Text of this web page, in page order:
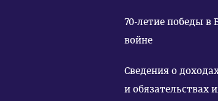
70-летие победы в
войне
Сведения о
и обязательствах